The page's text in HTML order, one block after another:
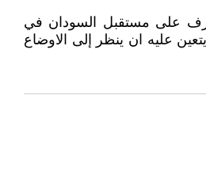
على مستقبل السودان في
يتعين عليه ان ينظر إلى الاوضاع